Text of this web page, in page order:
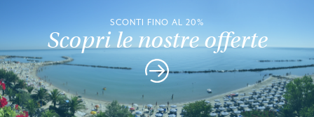
SCONTI FINO AL 20%
Scopri le nostre offerte